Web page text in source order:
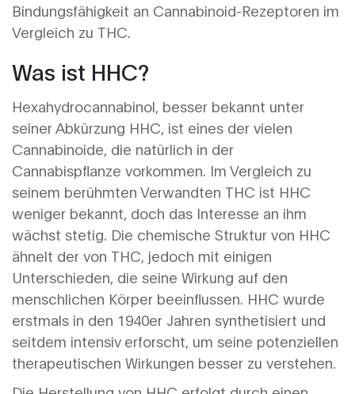
Bindungsfähigkeit an Cannabinoid-Rezeptoren im
Vergleich zu THC.
Was ist HHC?
Hexahydrocannabinol, besser bekannt unter
seiner Abkürzung HHC, ist eines der vielen
Cannabinoide, die natürlich in der
Cannabispflanze vorkommen. Im Vergleich zu
seinem berühmten Verwandten THC ist HHC
weniger bekannt, doch das Interesse an ihm
wächst stetig. Die chemische Struktur von HHC
ähnelt der von THC, jedoch mit einigen
Unterschieden, die seine Wirkung auf den
menschlichen Körper beeinflussen. HHC wurde
erstmals in den 1940er Jahren synthetisiert und
seitdem intensiv erforscht, um seine potenziellen
therapeutischen Wirkungen besser zu verstehen.